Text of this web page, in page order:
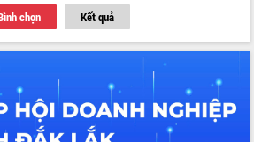
chọn Kết quả